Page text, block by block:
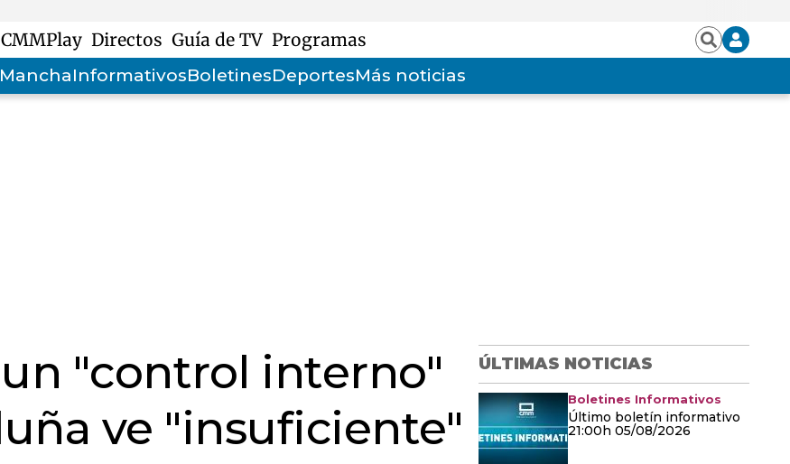
CMMPlay Directos Guía de TV Programas BuscarIniciar
sesión
InformativosBoletinesDeportesMás noticias
"control interno"
ve "insuficiente"
ÚLTIMAS NOTICIAS
Boletines Informativos
Último boletín informativo
21:00h 05/08/2026